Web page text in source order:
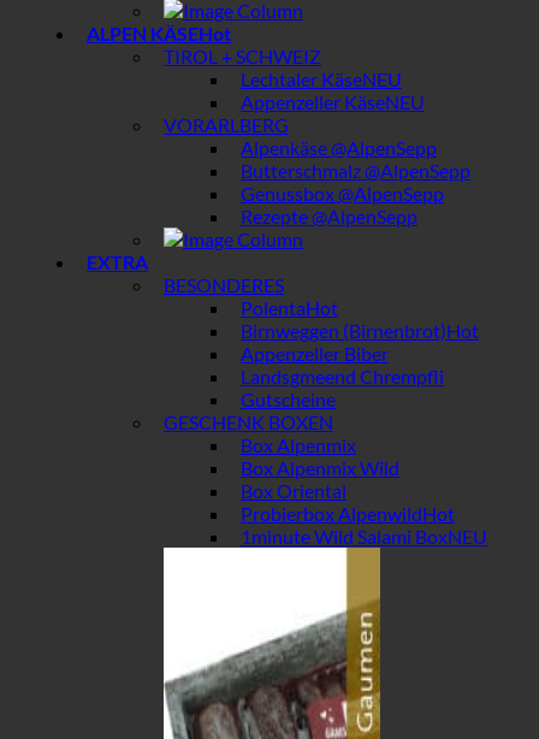
ALPEN KÄSE
TIROL + SCHWEIZ
Lechtaler Käse
Appenzeller Käse
VORARLBERG
Alpenkäse @AlpenSepp
Butterschmalz @AlpenSepp
Genussbox @AlpenSepp
Rezepte @AlpenSepp
EXTRA
BESONDERES
Polenta
Birnweggen (Birnenbrot)
Appenzeller Biber
Landsgmeend Chrempfli
Gutscheine
GESCHENK BOXEN
Box Alpenmix
Box Alpenmix Wild
Box Oriental
Probierbox Alpenwild
1minute Wild Salami Box